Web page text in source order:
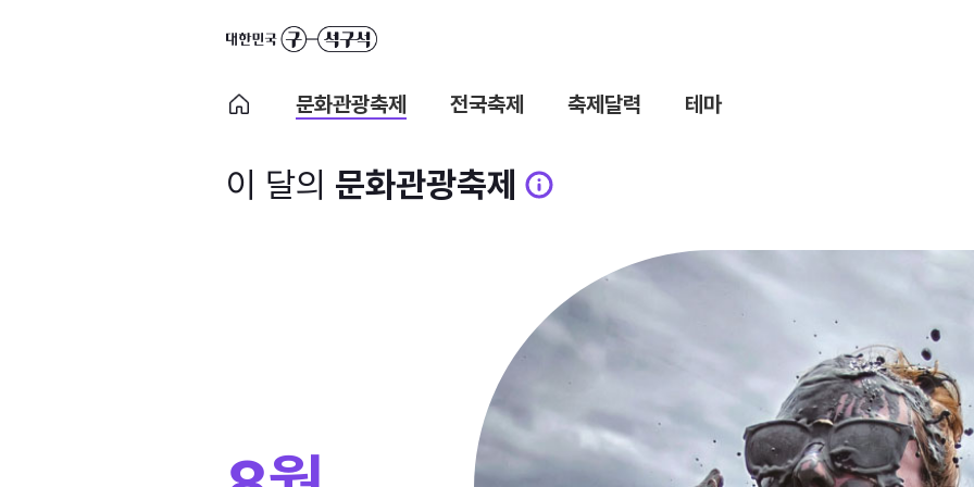
문화관광축제 전국축제 축제달력 테마
이 달의 문화관광축제